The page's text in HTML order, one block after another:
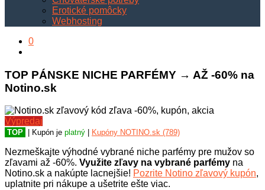
Erotické pomôcky
Webhosting
0
TOP PÁNSKE NICHE PARFÉMY → AŽ -60% na
Notino.sk
Výpredaj
TOP | Kupón je platný Kupóny NOTINO.sk (789)
Nezmeškajte výhodné vybrané niche parfémy pre mužov so
zľavami až -60%. Využite zľavy na vybrané parfémy na
Notino.sk a nakúpte lacnejšie! Pozrite Notino zľavový kupón,
uplatnite pri nákupe a ušetrite ešte viac.